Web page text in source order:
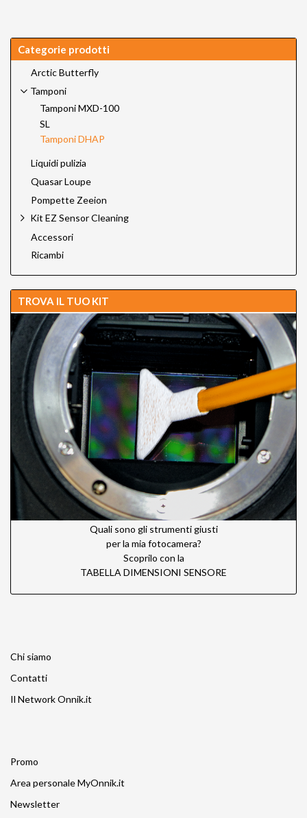
Categorie prodotti
Arctic Butterfly
Tamponi
Tamponi MXD-100
SL
Tamponi DHAP
Liquidi pulizia
Quasar Loupe
Pompette Zeeion
Kit EZ Sensor Cleaning
Accessori
Ricambi
TROVA IL TUO KIT
Quali sono gli strumenti giusti
per la mia fotocamera?
Scoprilo con la
TABELLA DIMENSIONI SENSORE
Chi siamo
Contatti
Il Network Onnik.it
Promo
Area personale MyOnnik.it
Newsletter